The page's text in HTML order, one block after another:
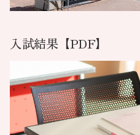
入試結果【PDF】